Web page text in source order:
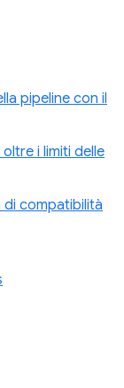
pipeline con il
i limiti delle
di compatibilità